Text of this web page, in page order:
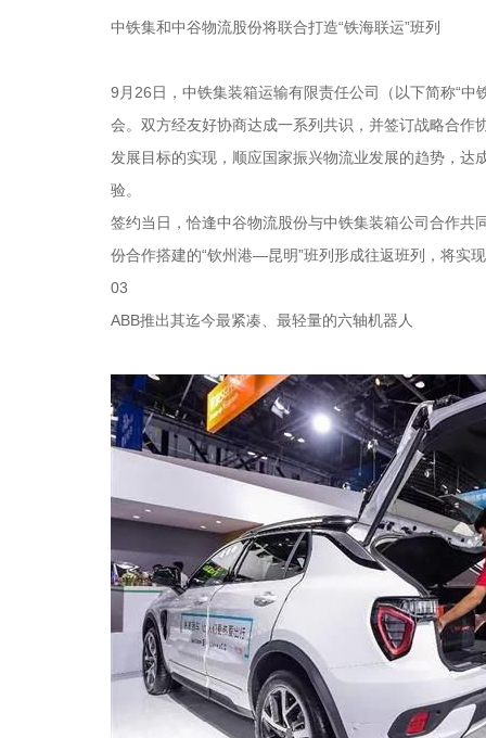
中铁集和中谷物流股份将联合打造“铁海联运”班列
9月26日，中铁集装箱运输有限责任公司（以下简称“
会。双方经友好协商达成一系列共识，并签订战略合
发展目标的实现，顺应国家振兴物流业发展的趋势，
验。
签约当日，恰逢中谷物流股份与中铁集装箱公司合作
份合作搭建的“钦州港—昆明”班列形成往返班列，将实
03
ABB推出其迄今最紧凑、最轻量的六轴机器人